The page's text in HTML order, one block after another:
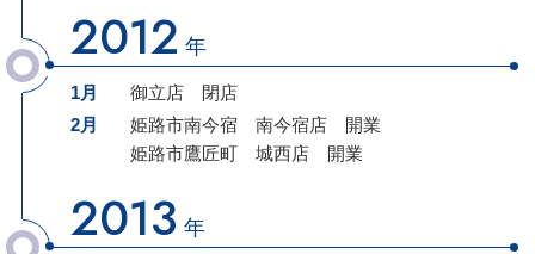
2012 年
1月
御立店 閉店
2月
姫路市南今宿 南今宿店
開業
姫路市鷹匠町 城西店 開業
2013 年